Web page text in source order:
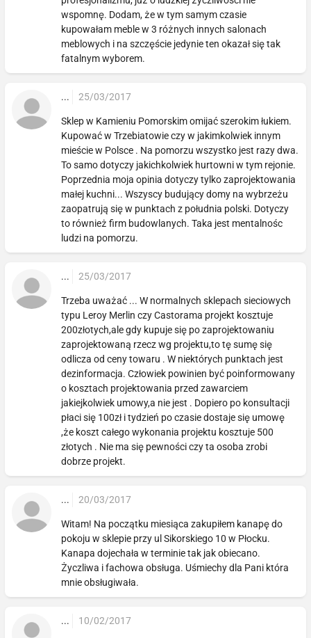
wspomnę. Dodam, że w tym samym czasie
kupowałam meble w 3 różnych innych salonach
meblowych i na szczęście jedynie ten okazał się tak
fatalnym wyborem.
... 25/03/2017
Sklep w Kamieniu Pomorskim omijać szerokim łukiem.
Kupować w Trzebiatowie czy w jakimkolwiek innym
mieście w Polsce . Na pomorzu wszystko jest razy dwa.
To samo dotyczy jakichkolwiek hurtowni w tym rejonie.
Poprzednia moja opinia dotyczy tylko zaprojektowania
małej kuchni... Wszyscy budujący domy na wybrzeżu
zaopatrują się w punktach z południa polski. Dotyczy
to również firm budowlanych. Taka jest mentalnośc
ludzi na pomorzu.
... 25/03/2017
Trzeba uważać ... W normalnych sklepach sieciowych
typu Leroy Merlin czy Castorama projekt kosztuje
200złotych,ale gdy kupuje się po zaprojektowaniu
zaprojektowaną rzecz wg projektu,to tę sumę się
odlicza od ceny towaru . W niektórych punktach jest
dezinformacja. Człowiek powinien być poinformowany
o kosztach projektowania przed zawarciem
jakiejkolwiek umowy,a nie jest . Dopiero po konsultacji
płaci się 100zł i tydzień po czasie dostaje się umowę
,że koszt całego wykonania projektu kosztuje 500
złotych . Nie ma się pewności czy ta osoba zrobi
dobrze projekt.
... 20/03/2017
Witam! Na początku miesiąca zakupiłem kanapę do
pokoju w sklepie przy ul Sikorskiego 10 w Płocku.
Kanapa dojechała w terminie tak jak obiecano.
Życzliwa i fachowa obsługa. Uśmiechy dla Pani która
mnie obsługiwała.
... 10/02/2017